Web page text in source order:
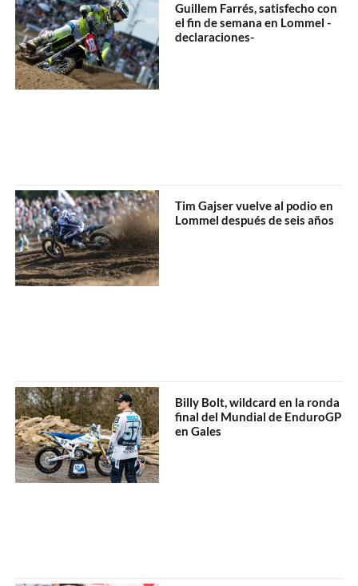
Guillem Farrés, satisfecho con
el fin de semana en Lommel -
declaraciones-
Tim Gajser vuelve al podio en
Lommel después de seis años
Billy Bolt, wildcard en la ronda
final del Mundial de EnduroGP
en Gales